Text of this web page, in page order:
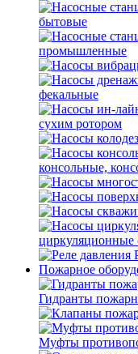
бытовые
промышленные
фекальные
сухим ротором
консольные,
Пожарное
Гидранты
Муфты